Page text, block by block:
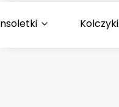
Kolczyki